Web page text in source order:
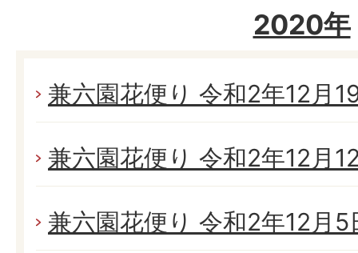
2020年
兼六園花便り 令和2年12月
兼六園花便り 令和2年12月
兼六園花便り 令和2年12月